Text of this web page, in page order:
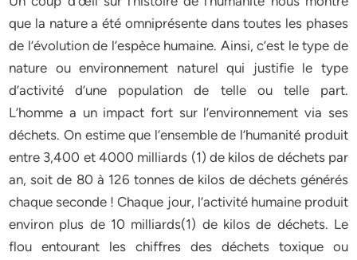
que la nature a été omniprésente dans toutes les phases
de l’évolution de l’espèce humaine. Ainsi, c’est le type de
nature ou environnement naturel qui justifie le type
d’activité d’une population de telle ou telle part.
L’homme a un impact fort sur l’environnement via ses
déchets. On estime que l’ensemble de l’humanité produit
entre 3,400 et 4000 milliards (1) de kilos de déchets par
an, soit de 80 à 126 tonnes de kilos de déchets générés
chaque seconde ! Chaque jour, l’activité humaine produit
environ plus de 10 milliards(1) de kilos de déchets. Le
flou entourant les chiffres des déchets toxique ou